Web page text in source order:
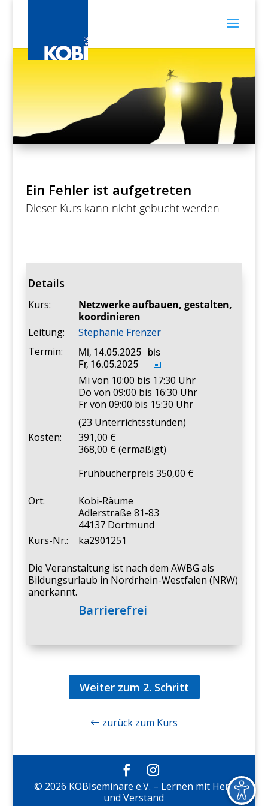
Ein Fehler ist aufgetreten
Dieser Kurs kann nicht gebucht werden
Details
Kurs:
Netzwerke aufbauen, gestalten,
koordinieren
Leitung:
Stephanie Frenzer
Termin:
Mi, 14.05.2025
bis
Fr, 16.05.2025
📅
Mi von 10:00 bis 17:30 Uhr
Do von 09:00 bis 16:30 Uhr
Fr von 09:00 bis 15:30 Uhr
(23 Unterrichtsstunden)
Kosten:
391,00
368,00 € (ermäßigt)
Frühbucherpreis 350,00
Ort:
Kobi-Räume
Adlerstraße 81-83
44137 Dortmund
Kurs-Nr.:
ka2901251
Die Veranstaltung ist nach dem AWBG als
Bildungsurlaub in Nordrhein-Westfalen (NRW)
anerkannt.
Barrierefrei
Weiter zum 2. Schritt
zurück zum Kurs
© 2026 KOBIseminare e.V. – Lernen mit Herz
und Verstand